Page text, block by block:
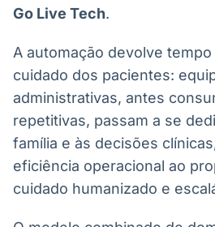
Go Live Tech.
A automação devolve
cuidado dos pacientes:
administrativas, antes
repetitivas, passam a se
família e às decisões
eficiência operacional ao
cuidado humanizado e